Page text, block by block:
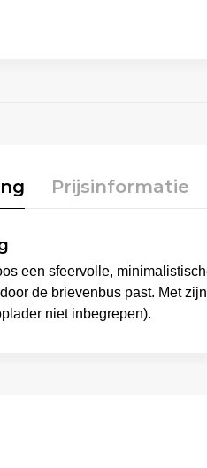
Prijsinformatie
een sfeervolle,
de brievenbus past. Met
niet inbegrepen).